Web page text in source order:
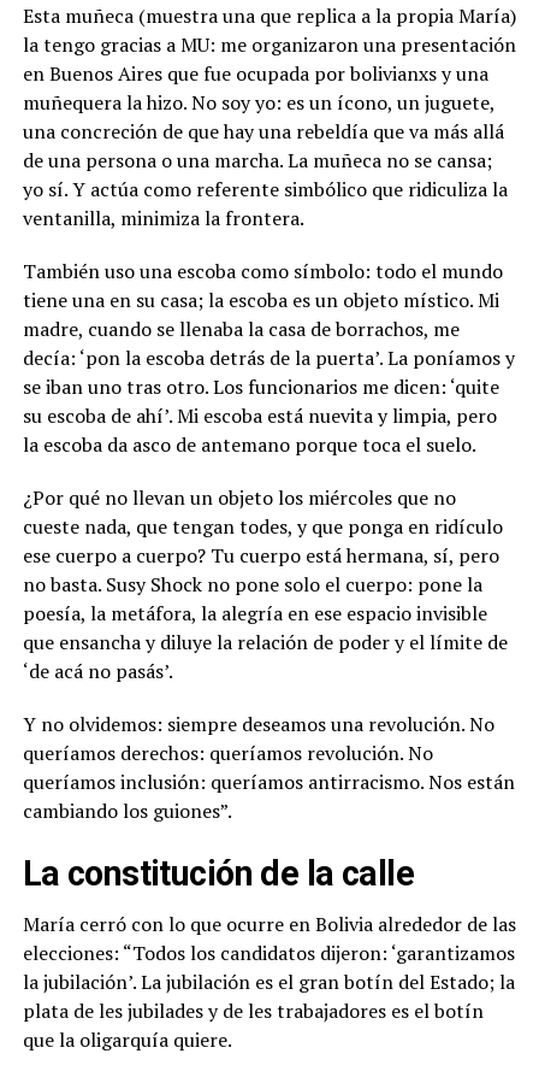
Esta muñeca (muestra una que replica a la propia María)
la tengo gracias a MU: me organizaron una presentación
en Buenos Aires que fue ocupada por bolivianxs y una
muñequera la hizo. No soy yo: es un ícono, un juguete,
una concreción de que hay una rebeldía que va más allá
de una persona o una marcha. La muñeca no se cansa;
yo sí. Y actúa como referente simbólico que ridiculiza la
ventanilla, minimiza la frontera.
También uso una escoba como símbolo: todo el mundo
tiene una en su casa; la escoba es un objeto místico. Mi
madre, cuando se llenaba la casa de borrachos, me
decía: ‘pon la escoba detrás de la puerta’. La poníamos y
se iban uno tras otro. Los funcionarios me dicen: ‘quite
su escoba de ahí’. Mi escoba está nuevita y limpia, pero
la escoba da asco de antemano porque toca el suelo.
¿Por qué no llevan un objeto los miércoles que no
cueste nada, que tengan todes, y que ponga en ridículo
ese cuerpo a cuerpo? Tu cuerpo está hermana, sí, pero
no basta. Susy Shock no pone solo el cuerpo: pone la
poesía, la metáfora, la alegría en ese espacio invisible
que ensancha y diluye la relación de poder y el límite de
‘de acá no pasás’.
Y no olvidemos: siempre deseamos una revolución. No
queríamos derechos: queríamos revolución. No
queríamos inclusión: queríamos antirracismo. Nos están
cambiando los guiones”.
La constitución de la calle
María cerró con lo que ocurre en Bolivia alrededor de las
elecciones: “Todos los candidatos dijeron: ‘garantizamos
la jubilación’. La jubilación es el gran botín del Estado; la
plata de les jubilades y de les trabajadores es el botín
que la oligarquía quiere.